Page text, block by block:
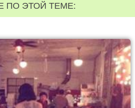
ПО ЭТОЙ ТЕМЕ: